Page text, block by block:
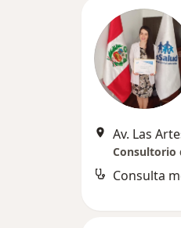
Av. Las
Consultorio
Consulta